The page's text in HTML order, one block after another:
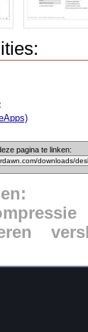
pagina te linken: